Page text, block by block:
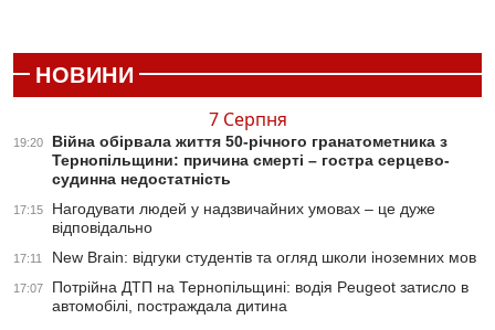
НОВИНИ
7 Серпня
19:20
Війна обірвала життя 50-річного гранатометника з
Тернопільщини: причина смерті – гостра серцево-
судинна недостатність
17:15
Нагодувати людей у надзвичайних умовах – це дуже
відповідально
17:11 New Brain: відгуки студентів та огляд школи іноземних мов
17:07
Потрійна ДТП на Тернопільщині: водія Peugeot затисло в
автомобілі, постраждала дитина